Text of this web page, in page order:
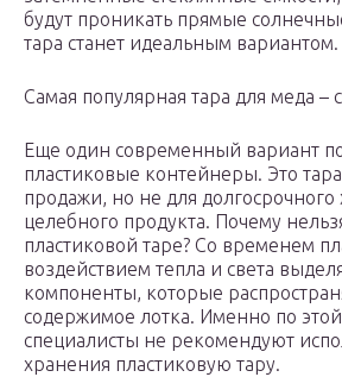
будут проникать прямые
тара станет идеальным вариантом.
Самая популярная тара для меда –
Еще один современный вариант
пластиковые контейнеры. Это
продажи, но не для долгосрочного
целебного продукта. Почему
пластиковой таре? Со временем
воздействием тепла и света
компоненты, которые
содержимое лотка. Именно по
специалисты не рекомендуют
хранения пластиковую тару.